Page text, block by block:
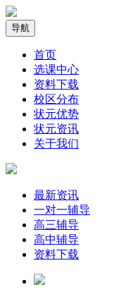
导航
首页
选课中心
资料下载
校区分布
状元优势
状元资讯
关于我们
最新资讯
一对一辅导
高三辅导
高中辅导
资料下载